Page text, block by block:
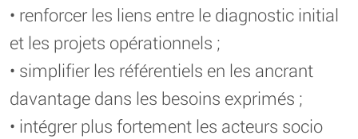
• renforcer les liens entre le diagnostic initial
et les projets opérationnels ;
• simplifier les référentiels en les ancrant
davantage dans les besoins exprimés ;
• intégrer plus fortement les acteurs socio